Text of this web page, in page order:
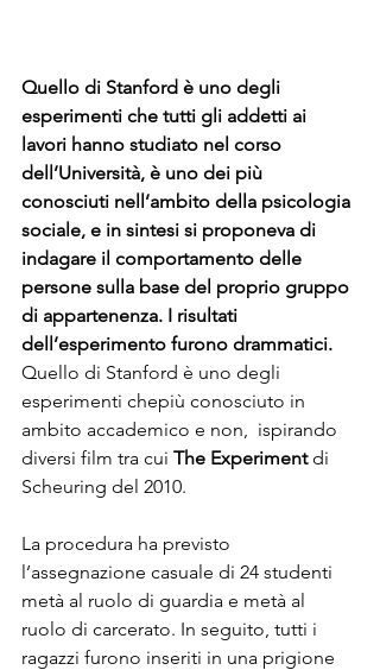
Quello di Stanford è uno degli
esperimenti che tutti gli addetti ai
lavori hanno studiato nel corso
dell’Università, è uno dei più
conosciuti nell’ambito della psicologia
sociale, e in sintesi si proponeva di
indagare il comportamento delle
persone sulla base del proprio gruppo
di appartenenza. I risultati
dell’esperimento furono drammatici.
Quello di Stanford è uno degli
esperimenti chepiù conosciuto in
ambito accademico e non,  ispirando
diversi film tra cui The Experiment di
Scheuring del 2010.
La procedura ha previsto
l’assegnazione casuale di 24 studenti
metà al ruolo di guardia e metà al
ruolo di carcerato. In seguito, tutti i
ragazzi furono inseriti in una prigione